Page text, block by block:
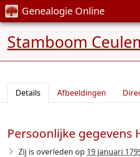
Genealogie Online
Stamboom
Details Afbeeldingen
Persoonlijke gegevens
Zij is overleden op 19 januari